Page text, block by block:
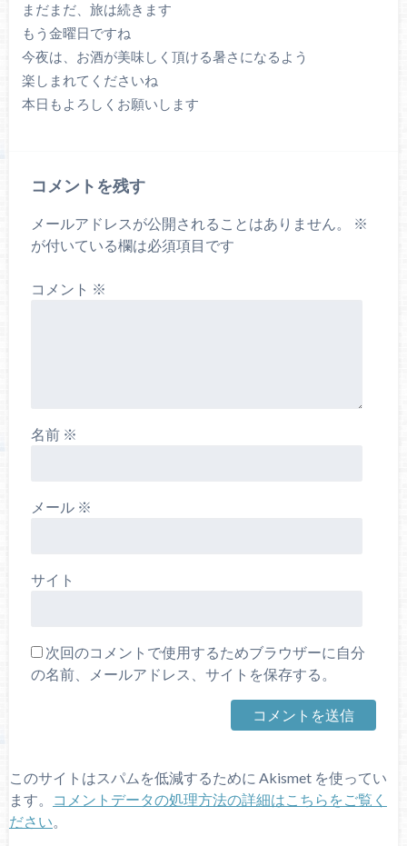
まだまだ、旅は続きます
もう金曜日ですね
今夜は、お酒が美味しく頂ける暑さになるよう
楽しまれてくださいね
本日もよろしくお願いします
コメントを残す
メールアドレスが公開されることはありません。
※
が付いている欄は必須項目です
コメント ※
名前 ※
メール ※
サイト
次回のコメントで使用するためブラウザーに自分
の名前、メールアドレス、サイトを保存する。
このサイトはスパムを低減するために Akismet を使ってい
ます。
コメントデータの処理方法の詳細はこちらをご覧く
ださい